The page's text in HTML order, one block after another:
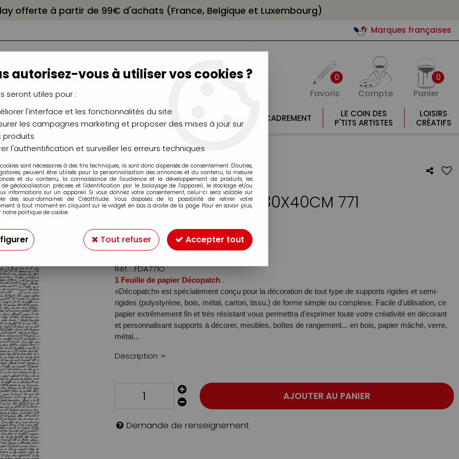
offerte à partir de 99€ d'achats (France, Belgique et Luxembourg)
Marques françaises
0
Favoris Compte
0
Panier
CHÂSSIS
CHEVALETS
AÉROGRAPHIE
MODÉLISME
MOULAGE
ENCADREMENT
LE COIN DES
P'TITS ARTISTES
LOISIRS
CRÉATIFS
30X40CM 771
FEUILLE DECOPATCH 30X40CM 771
1,10€TTC
Réf. :FDA771O
1 Feuille de papier Décopatch .
«Décopatch» est spécialement conçu pour la décoration de tout type de supports rigides et semi-
rigides (polystyrène, bois, métal, carton, tissu.) de forme simple ou complexe. Facile d'utilisation, ce
papier extrêmement fin et très résistant vous permettra d'exprimer toute votre créativité en décorant
et personnalisant supports à décorer, meubles, boîtes de rangement... en bois, papier mâché, verre,
métal...
Description
AJOUTER AU PANIER
Demande de renseignement
autorisez-vous à utiliser vos cookies ?
seront utiles pour :
l'interface et les fonctionnalités du site
les campagnes marketing et proposer des mises à jour sur
produits
l'authentification et surveiller les erreurs techniques
sont nécessaires à des fins techniques, ils sont donc dispensés de consentement. D'autres,
peuvent être utilisés pour la personnalisation des annonces et du contenu, la mesure
et du contenu, la connaissance de l'audience et le développement de produits, les
de géolocalisation précises et l'identification par le balayage de l'appareil, le stockage et/ou
informations sur un appareil. Si vous donnez votre consentement, celui-ci sera valable sur
des sous-domaines de Créattitude. Vous disposez de la possibilité de retirer votre
à tout moment en cliquant sur le widget en bas à droite de la page. Pour en savoir plus,
notre politique de cookie.
Tout refuser Accepter tout